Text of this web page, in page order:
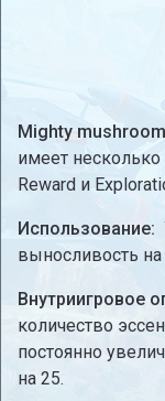
Mighty mushroom
имеет несколько
Reward и
Использование:
выносливость
Внутриигровое
количество
постоянно
на 25.